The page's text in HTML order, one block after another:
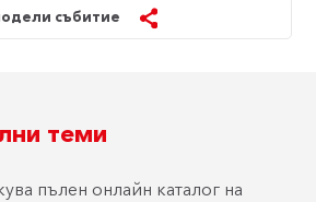
събитие
теми
пълен онлайн каталог на